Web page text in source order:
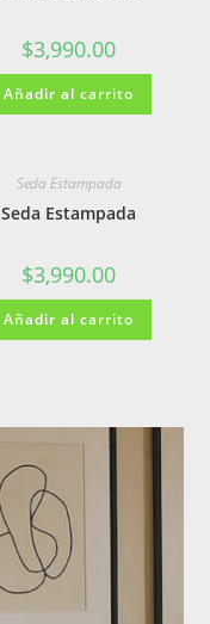
$3,990.00
Añadir al carrito
Seda Estampada
Seda Estampada
$3,990.00
Añadir al carrito